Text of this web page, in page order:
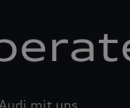
mit uns